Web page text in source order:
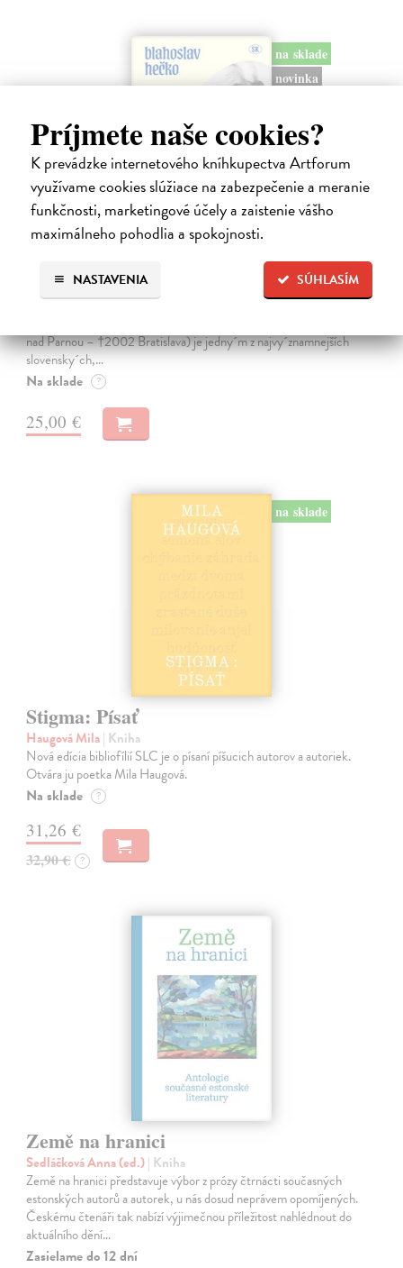
Príjmete naše cookies?
K prevádzke internetového kníhkupectva Artforum
využívame cookies slúžiace na zabezpečenie a meranie
funkčnosti, marketingové účely a zaistenie vášho
maximálneho pohodlia a spokojnosti.
SÚHLASÍM
NASTAVENIA
na sklade
novinka
Hečko Blahoslav| Kniha
„Nádherná kniha o úskaliach prekladateľského remesla a bohatstve
nad Parnou – †2002 Bratislava) je jedny´m z najvy´znamnejších
slovensky´ch,…
Na sklade ?
25,00 €
na sklade
Stigma: Písať
Haugová Mila| Kniha
Nová edícia bibliofílií SLC je o písaní píšucich autorov a autoriek.
Otvára ju poetka Mila Haugová.
Na sklade ?
31,26 €
32,90 € ?
Země na hranici
Sedláčková Anna (ed.)| Kniha
Země na hranici představuje výbor z prózy čtrnácti současných
estonských autorů a autorek, u nás dosud neprávem opomíjených.
Českému čtenáři tak nabízí výjimečnou příležitost nahlédnout do
aktuálního dění…
Zasielame do 12 dní